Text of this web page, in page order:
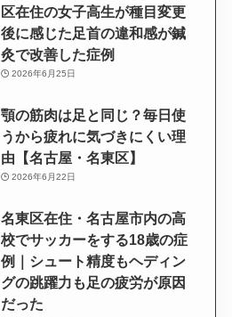
区在住の女子高生が種目変更
後に感じた足首の違和感が鍼
灸で改善した症例
2026年6月25日
顎の筋肉は足と同じ？毎日使
うから疲れに気づきにくい理
由【名古屋・名東区】
2026年6月22日
名東区在住・名古屋市内の高
校でサッカーをする18歳の症
例｜シュート精度もヘディン
グの跳躍力も足の疲労が原因
だった